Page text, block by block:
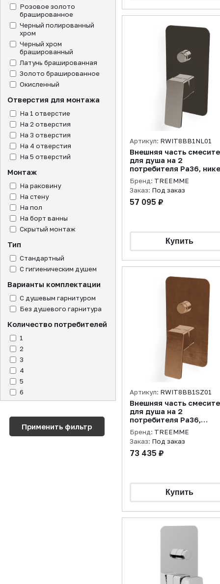
Розовое золото
брашированное
Черный полированный
хром
Черный хром
брашированный
Латунь брашированная
Золото брашированное
Окисленный
Отверстия для монтажа
На 1 отверстие
На 2 отверстия
На 3 отверстия
На 4 отверстия
На 5 отверстий
Монтаж
На раковину
На стену
На пол
На борт ванны
Скрытый монтаж
Тип
Стандартный
С гигиеническим душем
Варианты комплектации
С душевым гарнитуром
Без душевого гарнитура
Количество потребителей
1
2
3
4
5
6
Артикул: RWIT8BB1NL01
Внешняя часть
для душа на 2
потребителя Pa36,
полированный
Бренд: TREEMME
Заказ: Под заказ
57 095 ₽
Артикул: RWIT8BB1SZ01
Внешняя часть
для душа на 2
потребителя Pa36,
розовое золото
брашированное
Бренд: TREEMME
Заказ: Под заказ
73 435 ₽